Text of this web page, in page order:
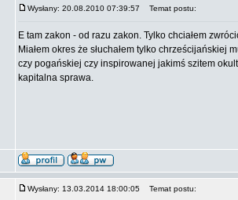
Wysłany: 20.08.2010 07:39:57 Temat postu:
E tam zakon - od razu zakon. Tylko chciałem
Miałem okres że słuchałem tylko
czy pogańskiej czy inspirowanej jakimś szitem
kapitalna sprawa.
Wysłany: 13.03.2014 18:00:05 Temat postu: